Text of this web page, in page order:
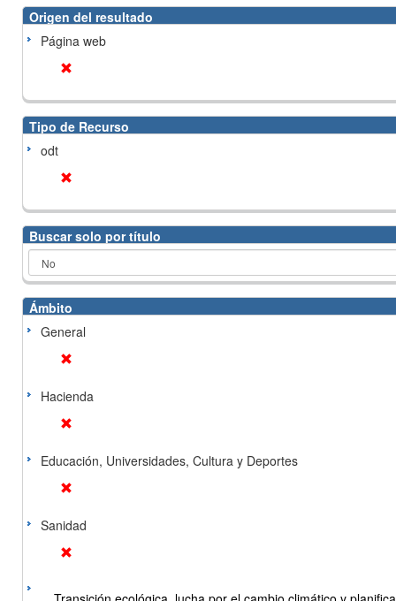
Origen del resultado
Página web
Tipo de Recurso
odt
Buscar solo por título
Ámbito
General
Hacienda
Educación, Universidades, Cultura y Deportes
Sanidad